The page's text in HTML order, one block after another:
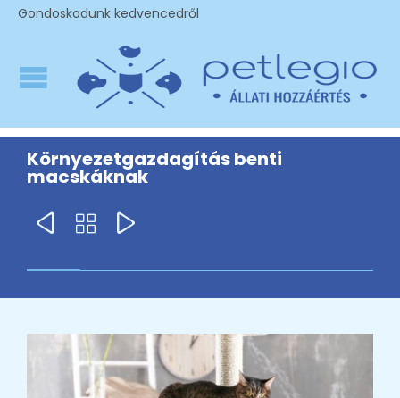
Gondoskodunk kedvencedről
Környezetgazdagítás benti
macskáknak
  